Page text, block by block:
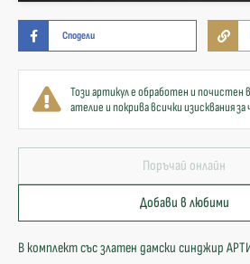
Сподели
Този артикул е обработен и почистен
ателие и покрива всички изисквания
Поръчай онлайн
Добави в любими
В комплект със златен дамски синджир